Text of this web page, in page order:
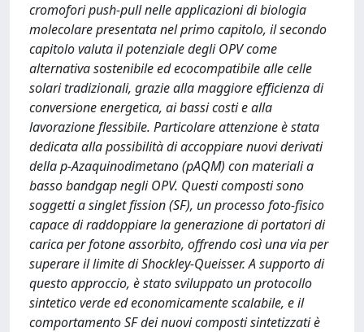
cromofori push-pull nelle applicazioni di biologia
molecolare presentata nel primo capitolo, il secondo
capitolo valuta il potenziale degli OPV come
alternativa sostenibile ed ecocompatibile alle celle
solari tradizionali, grazie alla maggiore efficienza di
conversione energetica, ai bassi costi e alla
lavorazione flessibile. Particolare attenzione è stata
dedicata alla possibilità di accoppiare nuovi derivati
della p-Azaquinodimetano (pAQM) con materiali a
basso bandgap negli OPV. Questi composti sono
soggetti a singlet fission (SF), un processo foto-fisico
capace di raddoppiare la generazione di portatori di
carica per fotone assorbito, offrendo così una via per
superare il limite di Shockley-Queisser. A supporto di
questo approccio, è stato sviluppato un protocollo
sintetico verde ed economicamente scalabile, e il
comportamento SF dei nuovi composti sintetizzati è